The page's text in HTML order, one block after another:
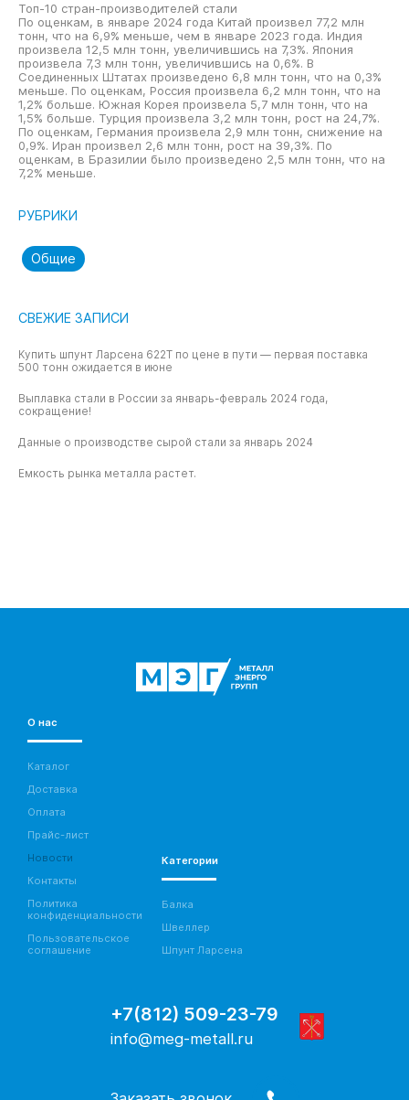
Топ-10 стран-производителей стали
По оценкам, в январе 2024 года Китай произвел 77,2 млн
тонн, что на 6,9% меньше, чем в январе 2023 года. Индия
произвела 12,5 млн тонн, увеличившись на 7,3%. Япония
произвела 7,3 млн тонн, увеличившись на 0,6%. В
Соединенных Штатах произведено 6,8 млн тонн, что на 0,3%
меньше. По оценкам, Россия произвела 6,2 млн тонн, что на
1,2% больше. Южная Корея произвела 5,7 млн тонн, что на
1,5% больше. Турция произвела 3,2 млн тонн, рост на 24,7%.
По оценкам, Германия произвела 2,9 млн тонн, снижение на
0,9%. Иран произвел 2,6 млн тонн, рост на 39,3%. По
оценкам, в Бразилии было произведено 2,5 млн тонн, что на
7,2% меньше.
РУБРИКИ
Общие
СВЕЖИЕ ЗАПИСИ
Купить шпунт Ларсена 622T по цене в пути — первая поставка
500 тонн ожидается в июне
Выплавка стали в России за январь-февраль 2024 года,
сокращение!
Данные о производстве сырой стали за январь 2024
Емкость рынка металла растет.
О нас
Каталог
Доставка
Оплата
Прайс-лист
Новости
Контакты
Политика
конфиденциальности
Пользовательское
соглашение
Категории
Балка
Швеллер
Шпунт Ларсена
+7(812) 509-23-79
info@meg-metall.ru